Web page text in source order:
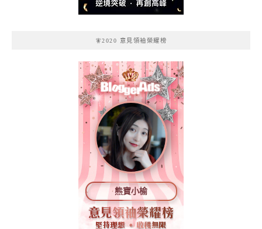
🧚2020 意見領袖榮耀榜
熊寶小榆